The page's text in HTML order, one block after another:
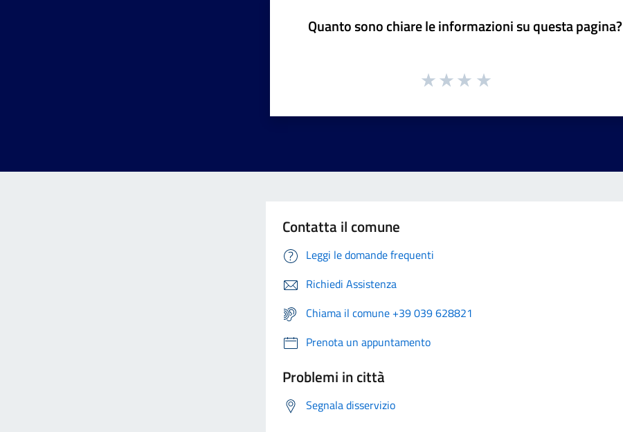
Quanto sono chiare le informazioni su questa pagina?
Contatta il comune
Leggi le domande frequenti
Richiedi Assistenza
Chiama il comune +39 039 628821
Prenota un appuntamento
Problemi in città
Segnala disservizio